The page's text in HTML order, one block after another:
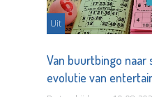
Uit
Van buurtbingo naar
evolutie van